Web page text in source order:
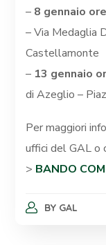
– 8 gennaio
– Via Medaglia
Castellamonte
– 13 gennaio
di Azeglio –
Per maggiori
uffici del GAL o
> BANDO
BY GAL